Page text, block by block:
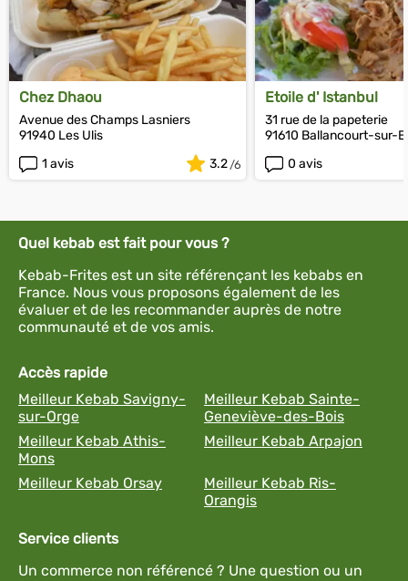
Chez Dhaou
Avenue des Champs Lasniers
91940 Les Ulis
1 avis
3.2
Etoile d' Istanbul
31 rue de la papeterie
91610 Ballancourt-sur-
0 avis
Quel kebab est fait pour vous ?
Kebab-Frites est un site référençant les kebabs en
France. Nous vous proposons également de les
évaluer et de les recommander auprès de notre
communauté et de vos amis.
Accès rapide
Meilleur Kebab Savigny-
sur-Orge
Meilleur Kebab Sainte-
Geneviève-des-Bois
Meilleur Kebab Athis-
Mons
Meilleur Kebab Arpajon
Meilleur Kebab Orsay
Meilleur Kebab Ris-
Orangis
Service clients
Un commerce non référencé ? Une question ou un